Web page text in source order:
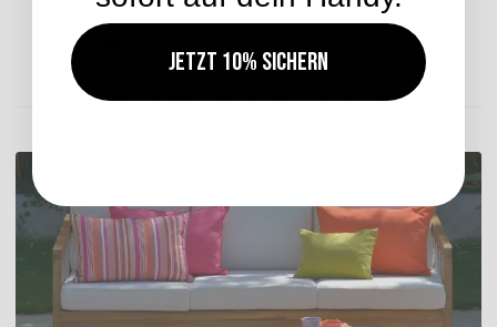
Lieferzeit: ca. 14 Werktage
ENTDECKEN SIE UNSER SORTIMENT
Jetzt 10% sichern